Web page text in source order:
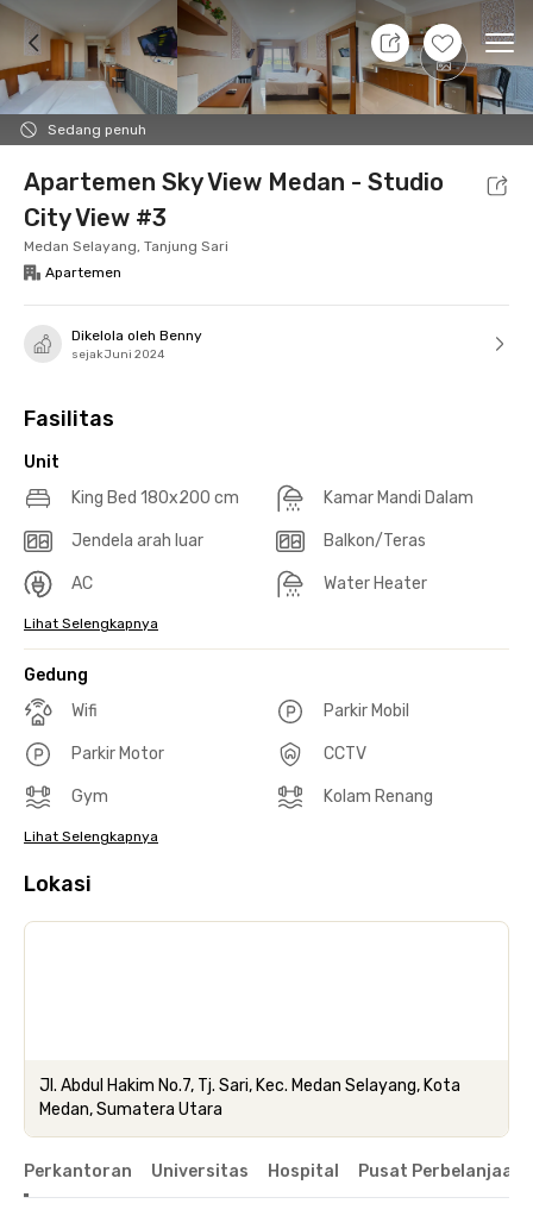
+15
Sedang penuh
10 Agt 26 - Belum tahu
Foto Fasilitas bersama Lokasi Aturan
Apartemen Sky View Medan - Studio
City View #3
Medan Selayang, Tanjung Sari
Apartemen
Dikelola oleh Benny
sejak Juni 2024
Fasilitas
Unit
King Bed 180x200 cm
Kamar Mandi Dalam
Jendela arah luar Balkon/Teras
AC Water Heater
Lihat Selengkapnya
Gedung
Wifi
Parkir Mobil
Parkir Motor CCTV
Gym Kolam Renang
Lihat Selengkapnya
Lokasi
Jl. Abdul Hakim No.7, Tj. Sari, Kec. Medan Selayang, Kota
Medan, Sumatera Utara
Perkantoran Universitas Hospital Pusat Perbelanjaan